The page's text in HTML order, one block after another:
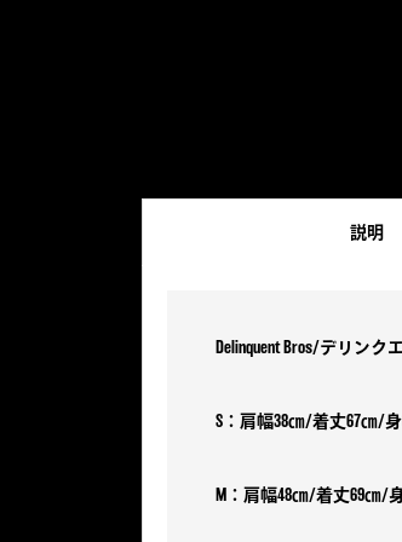
説明
Delinquent Bros/デリンク
S：肩幅38㎝/着丈67㎝/
M：肩幅48㎝/着丈69㎝/